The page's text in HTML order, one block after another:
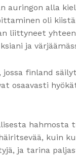
auringon alla
oli
ja
finland
hahmosta
kuin
ja tarina